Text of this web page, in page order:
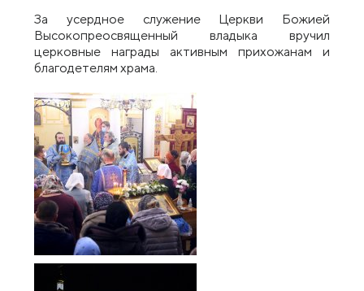
За усердное служение Церкви Божией
Высокопреосвященный владыка вручил
церковные награды активным прихожанам и
благодетелям храма.